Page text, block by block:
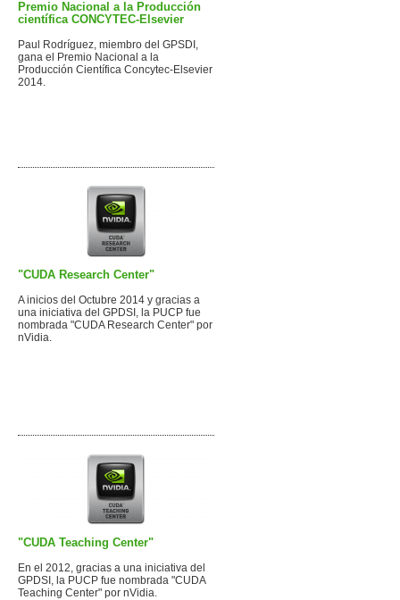
Premio Nacional a la Producción
científica CONCYTEC-Elsevier
Paul Rodríguez, miembro del GPSDI,
gana el Premio Nacional a la
Producción Científica Concytec-Elsevier
2014.
"CUDA Research Center"
A inicios del Octubre 2014 y gracias a
una iniciativa del GPDSI, la PUCP fue
nombrada "CUDA Research Center" por
nVidia.
"CUDA Teaching Center"
En el 2012, gracias a una iniciativa del
GPDSI, la PUCP fue nombrada "CUDA
Teaching Center" por nVidia.